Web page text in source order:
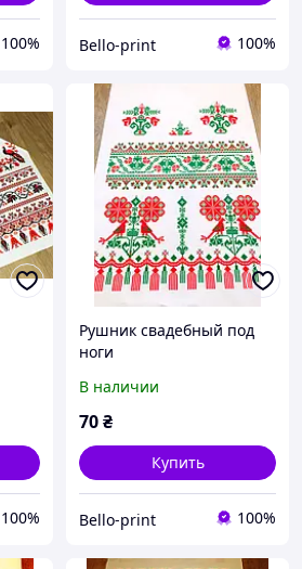
100% Bello-print 100%
100%
Рушник свадебный под
ноги
В наличии
70₴
Купить
Bello-print 100%